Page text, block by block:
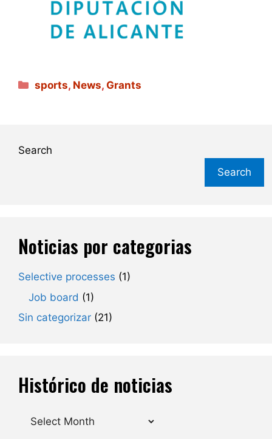
Categories
sports, News,Grants
Search
Search
Noticias por categorias
Selective processes (1)
Job board (1)
Sin categorizar (21)
Histórico de noticias
Archives